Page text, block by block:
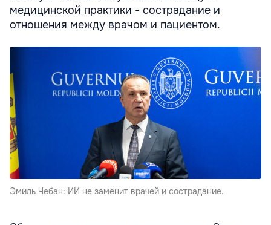
медицинской практики - сострадание и
отношения между врачом и пациентом.
Эмиль Чебан: ИИ не заменит врачей и сострадание.